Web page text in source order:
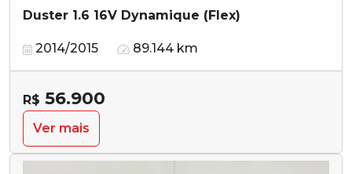
Duster 1.6 16V Dynamique (Flex)
2014/2015 89.144 km
R$ 56.900
Ver mais